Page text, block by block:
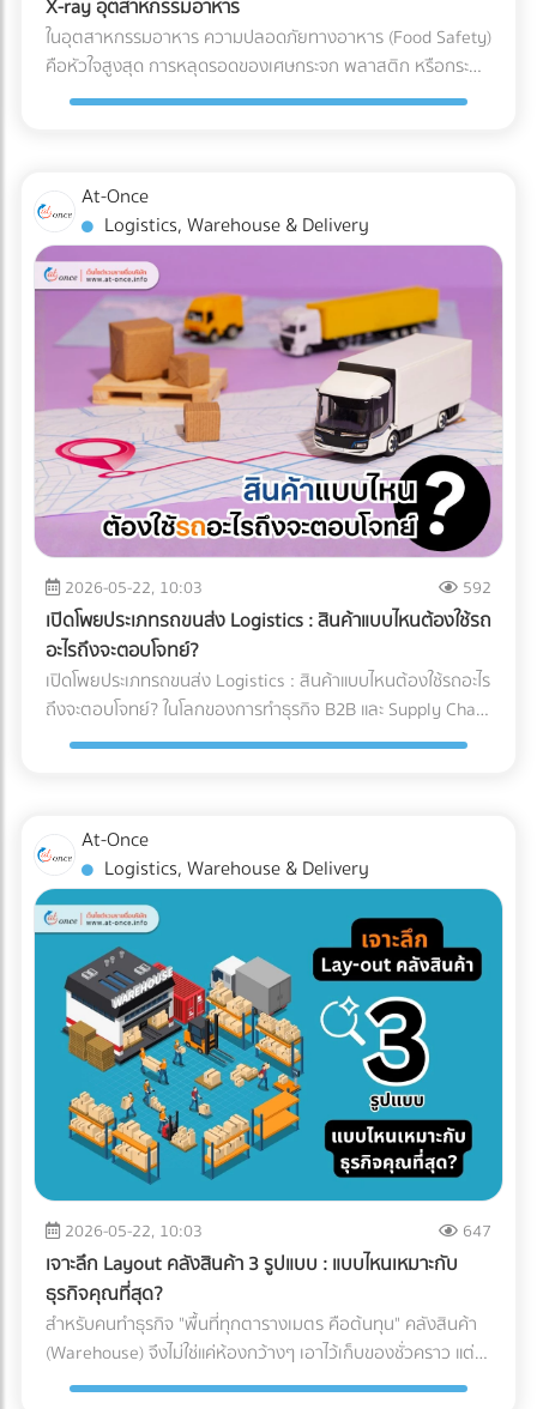
เฟสที่ 1: การสำรวจและประเมินพื้นที่ (Site Assessment) ทีม
วิศวกรทำการสำรวจแผนที่ความสูง (Topographic Survey)
เพื่อหาจุดต่ำสุดของพื้นที่ และประเมินทิศทางการไหลของน้ำตาม
ธรรมชาติ เฟสที่ 2: การออกแบบและติดตั้งระบบระบายน้ำ
งาน ระบบระบายน้ำใต้ดิน (Subsurface Drainage): วางท่อเจาะรู
ใต้ดินเพื่อลดระดับน้ำใต้ดิน ป้องกันดินอ่อนตัว บ่อพักน้ำและปั๊ม
น้ำ (Retention Ponds & Pump Stations): สร้างบ่อพักน้ำ
ชั่วคราวในจุดที่ต่ำที่สุด และใช้ปั๊มน้ำบาดาลหรือเครื่องสูบน้ำขนาด
ใหญ่ สูบน้ำออกสู่แหล่งน้ำสาธารณะอย่างรวดเร็ว ผลลัพธ์ที่ได้
และคำแนะนำสำหรับ Site Manager จากการวางระบบระบายน้ำ
อย่างรัดกุม โครงการสามารถดำเนินงานต่อได้ 100% ตลอดฤดู
ฝน อายุการใช้งานของเครื่องจักรไม่สั้นลง และไม่มีค่าซ่อมบำรุง
ฉุกเฉิน สรุป 3 ข้อแนะนำก่อนเริ่มงาน: 1. เช็กประวัติน้ำท่วมย้อน
หลัง 2. เตรียมเนินดินหรือพื้นที่สูงสำหรับจอดเครื่องจักรหลังเลิก
งาน 3. จัดทำแผนฉุกเฉินในการอพยพเครื่องจักร กำลังเตรียม
พื้นที่ก่อสร้าง หรือต้องการเช่าเครื่องจักรหนัก หรือวางแผน
จัดการเรื่องน้ำ? ค้นหาและเปรียบเทียบบริการได้ที่ At-Once
แพลตฟอร์มรวมธุรกิจ B2B อันดับหนึ่งของไทย
X-ray อุตสาหกรรมอาหาร
ในอุตสาหกรรมอาหาร ความปลอดภัยทางอาหาร (Food Safety)
คือหัวใจสูงสุด การหลุดรอดของเศษกระจก พลาสติก หรือกระดูก
ชิ้นเล็กๆ เพียงชิ้นเดียว อาจนำไปสู่การเรียกคืนสินค้า (Product
และเสียต้นทุน ในปี 2026 AI ตรวจสอบคุณภาพ และ Machine
Learning โรงงาน ได้เข้ามาปฏิวัติเครื่องตรวจจับสิ่งแปลกปลอม
ไปสู่ยุคใหม่ที่แม่นยำกว่าเดิมเพื่อแก้ปัญหา False Reject อย่าง
จริงจัง ซึ่งถือเป็นมาตรฐานใหม่ที่โรงงานอาหารในไทยต้องเริ่ม
ปรับตัวตามแนวทางสากลนี้ Machine Learning เปลี่ยนการ
ทำงานของเครื่อง X-ray อย่างไร? เทคโนโลยี X-ray
อุตสาหกรรมอาหาร 2026 ใช้ระบบ AI ในการทำ Anomaly
Detection (การตรวจจับความผิดปกติ) แทนที่จะตั้งค่าความหนา
แน่นแบบตายตัว AI จะเรียนรู้ภาพของอาหารที่สมบูรณ์แบบนับ
หมื่นภาพ เมื่อเจอสิ่งผิดปกติที่ซ่อนอยู่ในพื้นผิวที่ซับซ้อน (เช่น
ซีเรียล หรือถั่วรวม) AI จะประมวลผลและคัดแยกได้อย่างแม่นยำ 3
เทรนด์ความสามารถใหม่ของระบบ QC อาหารอัตโนมัติ 1. การ
ตรวจจับสิ่งแปลกปลอมความหนาแน่นต่ำ: AI ช่วยให้เครื่องสแกน
x-ray ตรวจจับพลาสติกบาง, ยาง, หรือกระดูกอ่อนในเนื้อสัตว์
ซึ่งเป็นสิ่งที่รังสี X-ray แบบเดิมมักจะมองข้าม 2. ตรวจสอบบรรจุ
ภัณฑ์และน้ำหนักในขั้นตอนเดียว: เครื่อง X-ray ยุคใหม่สามารถ
ตรวจสอบรอยซีลรั่ว สินค้าแหว่งหาย และเช็กน้ำหนักรวมไปพร้อม
กับการหาสิ่งแปลกปลอมในเสี้ยววินาที 3. Data Analytics &
Cloud Monitoring: เชื่อมต่อข้อมูลขึ้น Cloud แบบ Real-time
ทำให้ผู้จัดการโรงงานรู้ได้ทันทีว่าของเสียเกิดจากไลน์ผลิตไหน
รูปธรรม และผ่านมาตรฐานระดับโลกอย่าง HACCP, GMP หรือ
BRC ได้ง่ายขึ้น ต้องการอัปเกรดเทคโนโลยีตรวจสอบคุณภาพใน
โรงงานอาหาร? ค้นหาตัวแทนจำหน่ายเครื่องจักร และผู้ให้บริการ
ระบบ Inspection Systems ระดับอุตสาหกรรม ที่ At-Once
At-Once
Logistics, Warehouse & Delivery
2026-05-22, 10:03 592
เปิดโพยประเภทรถขนส่ง Logistics : สินค้าแบบไหนต้องใช้รถ
อะไรถึงจะตอบโจทย์?
เปิดโพยประเภทรถขนส่ง Logistics : สินค้าแบบไหนต้องใช้รถอะไร
ถึงจะตอบโจทย์? ในโลกของการทำธุรกิจ B2B และ Supply Chain
การขนส่งสินค้าไม่ใช่แค่การนำของจากจุด A ไปส่งที่จุด B แต่คือ
ปลาย หรือบางครั้งเลือกใช้รถผิดประเภทจนสินค้าเสียหายระหว่าง
ทาง (เช่น โดนฝนสาด หรืออุณหภูมิเปลี่ยน) บทความนี้จะพาคุณ
ไปกางโพย ประเภทรถขนส่ง Logistics เพื่อให้คุณจับคู่สินค้ากับ
ยานพาหนะได้อย่างถูกต้อง คุ้มค่า และตอบโจทย์ธุรกิจมากที่สุด
ทำไมฝ่ายจัดซื้อต้องซีเรียสเรื่อง "ประเภทรถขนส่ง"? การตัดสินใจ
เลือกรถขนส่งมีผลโดยตรงต่อกำไร (Profit Margin) ของบริษัท
เพราะรถแต่ละประเภทมีข้อจำกัดทางกฎหมายและลักษณะทาง
กายภาพที่ต่างกัน: กฎหมายน้ำหนักบรรทุก: รถแต่ละคันถูกจำกัด
น้ำหนักไม่ให้เกินมาตรฐาน หากฝ่าฝืน บริษัทของคุณอาจโดนค่า
ปรับมหาศาลและเสียประวัติ ข้อจำกัดเรื่องเวลาและเส้นทาง: รถ
บรรทุกขนาดใหญ่ (ตั้งแต่ 6 ล้อขึ้นไป) จะติดช่วงเวลาห้ามวิ่งใน
เขตกรุงเทพฯ และปริมณฑล หากสินค้าคุณต้องส่งด่วน การเลือก
รถผิดอาจทำให้ผิดนัดลูกค้าได้ เปิดโพย 5 ประเภทรถขนส่งยอด
ฮิต: สินค้าแบบไหน ใช้รถอะไร? เพื่อให้เห็นภาพชัดเจน เราขอแบ่ง
ประเภทรถที่ใช้บ่อยในวงการโลจิสติกส์ออกเป็น 5 ประเภทหลัก
ดังนี้: 1. รถกระบะตอนเดียว (ตู้ทึบ / คอก) ราชาแห่งความคล่อง
ตัว วิ่งได้ตลอด 24 ชั่วโมง โดยไม่มีข้อจำกัดด้านเวลา เเละบรรทุก
น้ำหนักได้ประมาณ 1-2 ตัน (ขึ้นอยู่กับโครงสร้างและการดัดแปลง
ของรถ ) ตู้ทึบ: เหมาะกับสินค้าที่ต้องการการปกป้องจากแดด ฝน
และฝุ่นละออง 100% คอกเหล็ก: เหมาะกับสินค้าที่รูปทรงไม่
At-Once
Logistics, Warehouse & Delivery
2026-05-22, 10:03 647
เจาะลึก Layout คลังสินค้า 3 รูปแบบ : แบบไหนเหมาะกับ
ธุรกิจคุณที่สุด?
สำหรับคนทำธุรกิจ "พื้นที่ทุกตารางเมตร คือต้นทุน" คลังสินค้า
(Warehouse) จึงไม่ใช่แค่ห้องกว้างๆ เอาไว้เก็บของชั่วคราว แต่
เป็นหัวใจสำคัญของระบบ Supply Chain พอๆกับการจัดการคลัง